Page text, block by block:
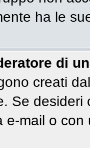
ha le
di
creati
Se
e-mail o